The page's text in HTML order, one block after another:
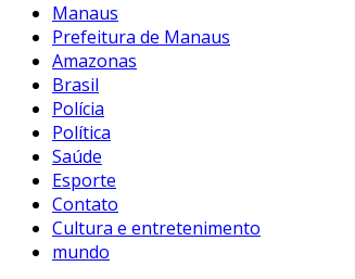
Manaus
Prefeitura de Manaus
Amazonas
Brasil
Polícia
Política
Saúde
Esporte
Contato
Cultura e entretenimento
mundo